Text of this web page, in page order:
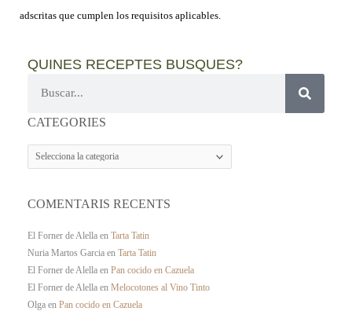
adscritas que cumplen los requisitos aplicables.
QUINES RECEPTES BUSQUES?
CATEGORIES
CATEGORIES
COMENTARIS RECENTS
El Forner de Alella en Tarta Tatin
Nuria Martos Garcia en Tarta Tatin
El Forner de Alella en Pan cocido en Cazuela
El Forner de Alella en Melocotones al Vino Tinto
Olga en Pan cocido en Cazuela